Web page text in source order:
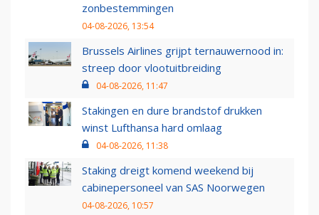
zonbestemmingen
04-08-2026, 13:54
Brussels Airlines grijpt ternauwernood in:
streep door vlootuitbreiding
04-08-2026, 11:47
Stakingen en dure brandstof drukken
winst Lufthansa hard omlaag
04-08-2026, 11:38
Staking dreigt komend weekend bij
cabinepersoneel van SAS Noorwegen
04-08-2026, 10:57